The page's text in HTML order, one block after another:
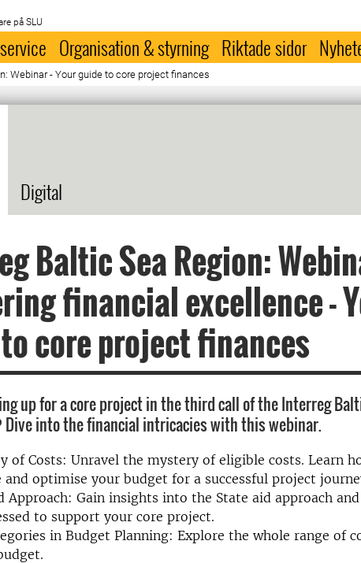
på SLU
Organisation & styrning Riktade sidor
Webinar - Your guide to core project finances
Digital
Baltic Sea Region:
financial excellence -
core project finances
up for a core project in the third call of the Interreg
Dive into the financial intricacies with this webinar.
of Costs: Unravel the mystery of eligible costs. Learn
and optimise your budget for a successful project
Approach: Gain insights into the State aid approach
to support your core project.
in Budget Planning: Explore the whole range of